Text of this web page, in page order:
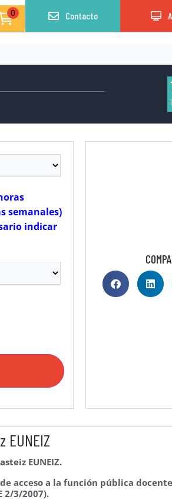
0 Contacto
semanales)
indicar
EUNEIZ
EUNEIZ.
acceso a la función pública
2/3/2007).